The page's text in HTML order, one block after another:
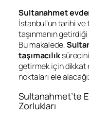
Sultanahmet
İstanbul’un tarihi
taşınmanın
Bu makalede,
taşımacılık
getirmek için dikkat
noktaları ele
Sultanahmet’te
Zorlukları